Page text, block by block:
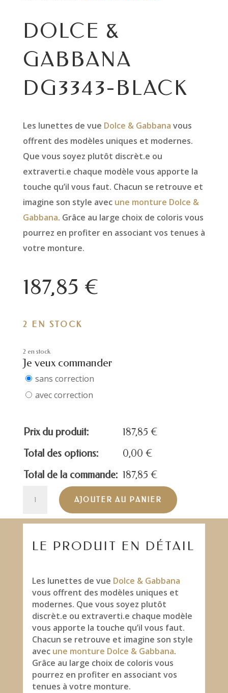
DOLCE &
GABBANA
DG3343-BLACK
Les lunettes de vue Dolce & Gabbana vous
offrent des modèles uniques et modernes.
Que vous soyez plutôt discrèt.e ou
extraverti.e chaque modèle vous apporte la
touche qu’il vous faut. Chacun se retrouve et
imagine son style avec une monture Dolce &
Gabbana. Grâce au large choix de coloris vous
pourrez en profiter en associant vos tenues à
votre monture.
187,85 €
2 EN STOCK
2 en stock
Je veux commander
sans correction
avec correction
Prix du produit: 187,85 €
Total des options:
0,00 €
Total de la commande: 187,85 €
&
DG3343-
AJOUTER AU PANIER
LE PRODUIT EN DÉTAIL
Les lunettes de vue Dolce & Gabbana
vous offrent des modèles uniques et
modernes. Que vous soyez plutôt
discrèt.e ou extraverti.e chaque modèle
vous apporte la touche qu’il vous faut.
Chacun se retrouve et imagine son style
avec une monture Dolce & Gabbana.
Grâce au large choix de coloris vous
pourrez en profiter en associant vos
tenues à votre monture.